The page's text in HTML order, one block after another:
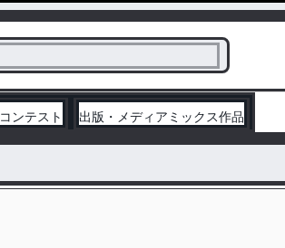
コンテスト 出版・メディアミックス作品